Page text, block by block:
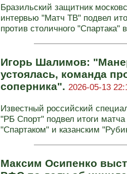
Бразильский защитник
интервью "Матч ТВ" подвел
против столичного "Спартака"
Игорь Шалимов:
устоялась, команда
соперника". 2026-05-13
Известный российский
"РБ Спорт" подвел итоги
"Спартаком" и казанским
Максим Осипенко